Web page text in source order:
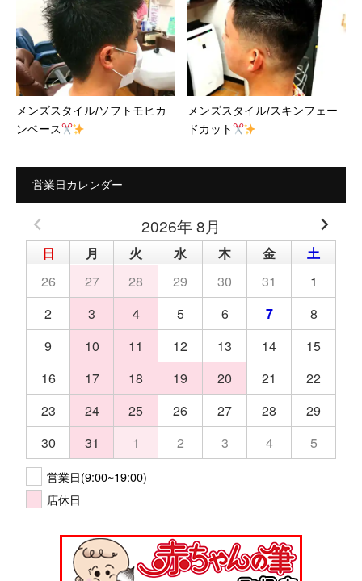
メンズスタイル/ソフトモヒカ
ンベース
メンズスタイル/スキンフェー
ドカット
営業日カレンダー
2026年 8月
日 月 火 水 木 金
土
26
27 28 29 30 31
1
2
3 4 5 6 7
8
9
10 11 12 13 14
15
16
17 18 19 20 21
22
23
24 25 26 27 28
29
30
31 1 2 3 4 5
営業日(9:00~19:00)
店休日